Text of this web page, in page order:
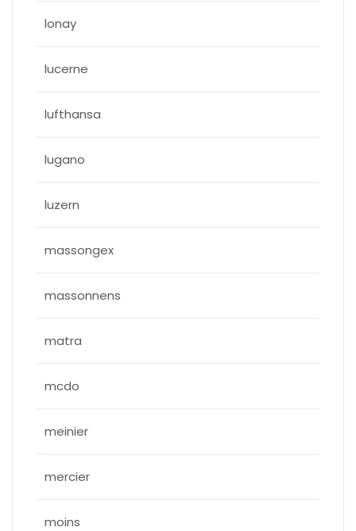
lonay
lucerne
lufthansa
lugano
luzern
massongex
massonnens
matra
mcdo
meinier
mercier
moins